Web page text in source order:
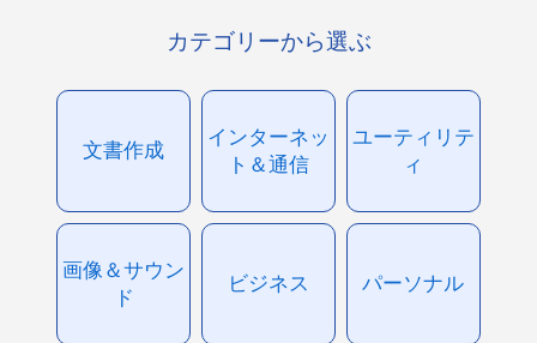
カテゴリーから選ぶ
文書作成
インターネッ
ト＆通信
ユーティリテ
ィ
画像＆サウン
ド
ビジネス パーソナル